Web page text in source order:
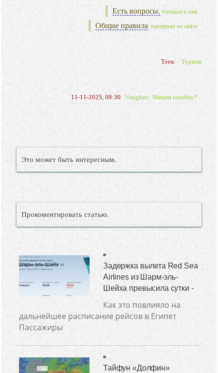
Есть вопросы. Напишите нам.
Общие правила поведения на сайте.
Теги: Туризм
11-11-2025, 09:30 Vaughan Нашли ошибку?
Это может быть интересным.
Прокоментировать статью.
Задержка вылета Red Sea
Airlines из Шарм-эль-
Шейха превысила сутки -
Как это повлияло на
дальнейшее расписание рейсов в Египет
Пассажиры
Тайфун «Долфин»